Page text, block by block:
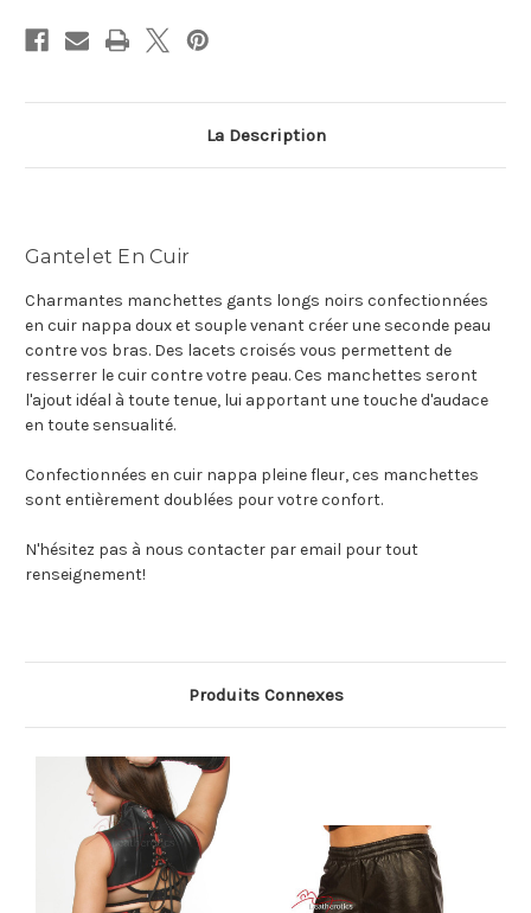
La Description
Gantelet En Cuir
Charmantes manchettes gants longs noirs confectionnées
en cuir nappa doux et souple venant créer une seconde peau
contre vos bras. Des lacets croisés vous permettent de
resserrer le cuir contre votre peau. Ces manchettes seront
l'ajout idéal à toute tenue, lui apportant une touche d'audace
en toute sensualité.
Confectionnées en cuir nappa pleine fleur, ces manchettes
sont entièrement doublées pour votre confort.
N'hésitez pas à nous contacter par email pour tout
renseignement!
Produits Connexes